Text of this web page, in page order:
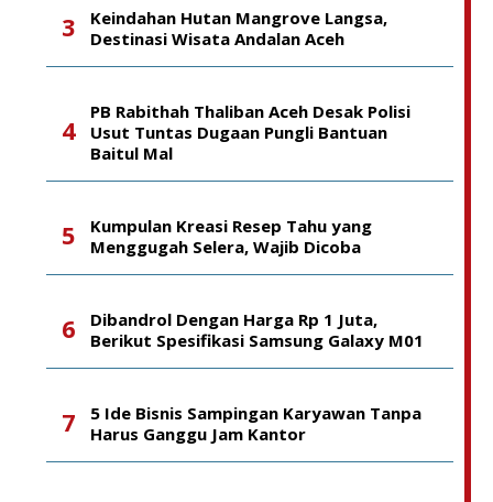
Keindahan Hutan Mangrove Langsa,
Destinasi Wisata Andalan Aceh
PB Rabithah Thaliban Aceh Desak Polisi
Usut Tuntas Dugaan Pungli Bantuan
Baitul Mal
Kumpulan Kreasi Resep Tahu yang
Menggugah Selera, Wajib Dicoba
Dibandrol Dengan Harga Rp 1 Juta,
Berikut Spesifikasi Samsung Galaxy M01
5 Ide Bisnis Sampingan Karyawan Tanpa
Harus Ganggu Jam Kantor